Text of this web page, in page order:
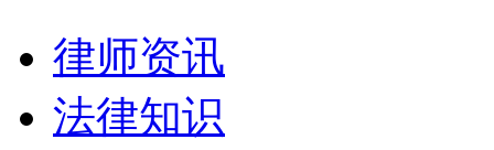
律师资讯
法律知识